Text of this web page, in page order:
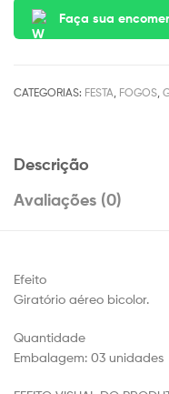
Faça sua
CATEGORIAS: FESTA FOGOS
Descrição
Avaliações (0)
Efeito
Giratório aéreo bicolor.
Quantidade
Embalagem: 03 unidades